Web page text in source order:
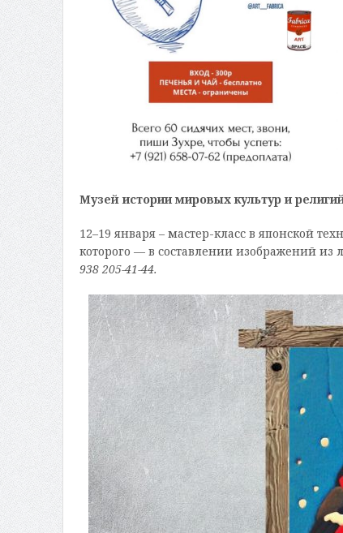
Музей истории мировых культур и
12–19 января – мастер-класс в японской
которого — в составлении изображений из
938 205-41-44.